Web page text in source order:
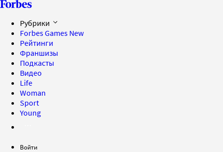
Рубрики
Forbes Games New
Рейтинги
Франшизы
Подкасты
Видео
Life
Woman
Sport
Young
Войти